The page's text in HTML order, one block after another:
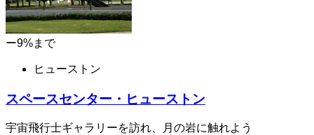
ー9%まで
ヒューストン
スペースセンター・ヒューストン
宇宙飛行士ギャラリーを訪れ、月の岩に触れよう